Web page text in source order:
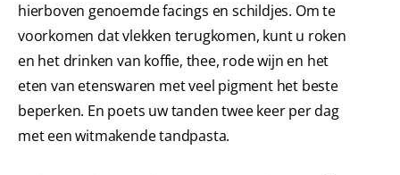
hierboven genoemde facings en schildjes. Om te
voorkomen dat vlekken terugkomen, kunt u roken
en het drinken van koffie, thee, rode wijn en het
eten van etenswaren met veel pigment het beste
beperken. En poets uw tanden twee keer per dag
met een witmakende tandpasta.